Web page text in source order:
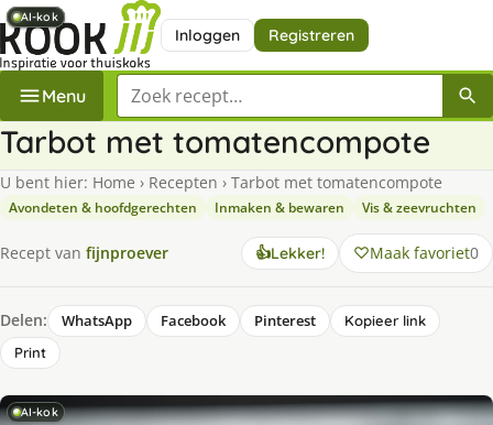
Inloggen Registreren
Menu Zoek een recept
Tarbot met tomatencompote
U bent hier: Home › Recepten › Tarbot met tomatencompote
Avondeten & hoofdgerechten Inmaken & bewaren Vis & zeevruchten
Recept van fijnproever 👍Lekker! Maak favoriet0
Delen: WhatsApp Facebook Pinterest
Kopieer link
Print
AI-kok
AI-kok
AI-kok
AI-kok
AI-kok